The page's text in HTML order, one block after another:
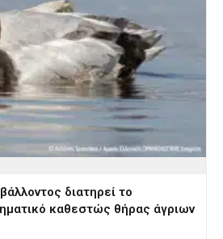
διατηρεί το
καθεστώς θήρας άγριων